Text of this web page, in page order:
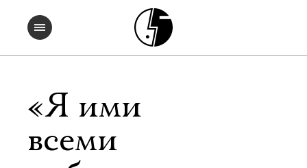
«Я ими
всеми